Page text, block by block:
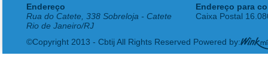
Endereço
Rua do Catete, 338 Sobreloja - Catete
Rio de Janeiro/RJ
Endereço para
Caixa Postal
©Copyright 2013 - Cbtij All Rights Reserved Powered by: